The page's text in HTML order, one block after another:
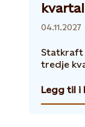
kvartal
04.11.2027
tredje
Legg til i